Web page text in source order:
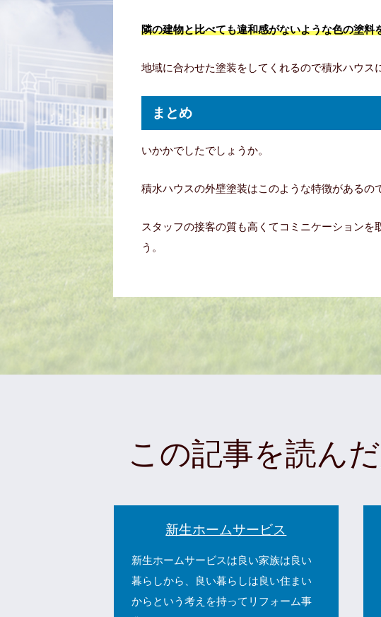
隣の建物と比べても違和感がないような色の塗料
地域に合わせた塗装をしてくれるので積水ハウス
まとめ
いかかでしたでしょうか。
積水ハウスの外壁塗装はこのような特徴があるの
スタッフの接客の質も高くてコミニケーション
う。
この記事を読ん
新生ホームサービス
新生ホームサービスは良い家族は良い
暮らしから、良い暮らしは良い住まい
からという考えを持ってリフォーム事